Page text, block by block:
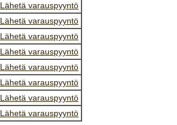
Lähetä varauspyyntö
Lähetä varauspyyntö
Lähetä varauspyyntö
Lähetä varauspyyntö
Lähetä varauspyyntö
Lähetä varauspyyntö
Lähetä varauspyyntö
Lähetä varauspyyntö